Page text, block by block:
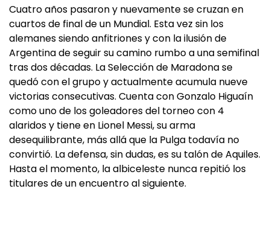
Cuatro años pasaron y nuevamente se cruzan en
cuartos de final de un Mundial. Esta vez sin los
alemanes siendo anfitriones y con la ilusión de
Argentina de seguir su camino rumbo a una semifinal
tras dos décadas. La Selección de Maradona se
quedó con el grupo y actualmente acumula nueve
victorias consecutivas. Cuenta con Gonzalo Higuaín
como uno de los goleadores del torneo con 4
alaridos y tiene en Lionel Messi, su arma
desequilibrante, más allá que la Pulga todavía no
convirtió. La defensa, sin dudas, es su talón de Aquiles.
Hasta el momento, la albiceleste nunca repitió los
titulares de un encuentro al siguiente.